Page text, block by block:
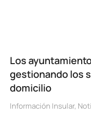
Los
gestionando los
domicilio
Información Insular,